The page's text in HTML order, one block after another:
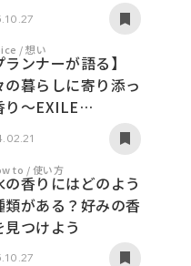
/ 想い
ランナーが語る】
の暮らしに寄り添っ
り～EXILE
さんの想い
to / 使い方
の香りにはどのよう
類がある？好みの香
見つけよう